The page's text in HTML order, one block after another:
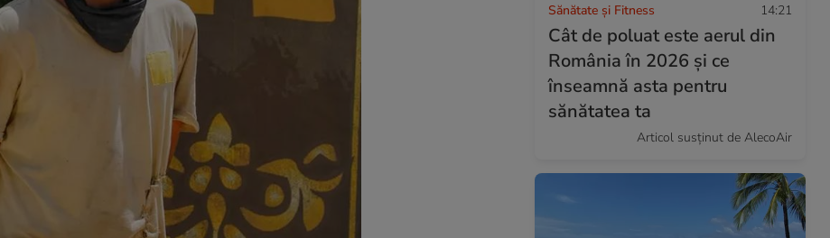
Sănătate și Fitness 14:21
Cât de poluat este aerul din
România în 2026 și ce
înseamnă asta pentru
sănătatea ta
Articol susținut de AlecoAir